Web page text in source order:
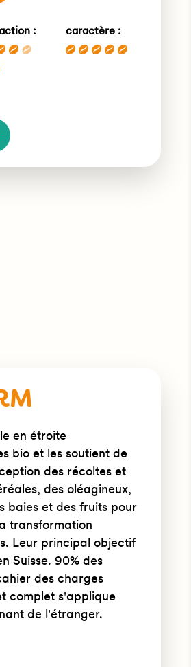
: caractère :
en étroite
bio et les soutient de
des récoltes et
des oléagineux,
baies et des fruits pour
transformation
Leur principal objectif
Suisse. 90% des
des charges
complet s'applique
de l'étranger.